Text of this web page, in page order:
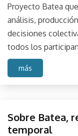
Proyecto Batea
análisis,
decisiones
todos los
más
Campo
Fuego
Sobre Batea,
temporal